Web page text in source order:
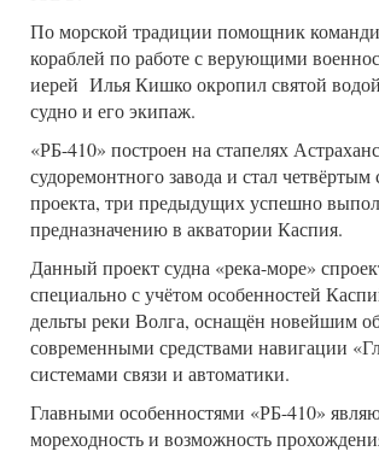
По морской традиции помощник
кораблей по работе с верующими
иерей Илья Кишко окропил святой
судно и его экипаж.
«РБ-410» построен на стапелях
судоремонтного завода и стал
проекта, три предыдущих успешно
предназначению в акватории Каспия.
Данный проект судна «река-море»
специально с учётом особенностей
дельты реки Волга, оснащён новейшим
современными средствами навигации
системами связи и автоматики.
Главными особенностями «РБ-410»
мореходность и возможность